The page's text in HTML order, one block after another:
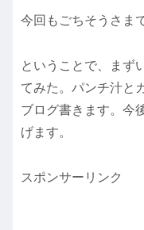
今回もごちそうさま
ということで、まず
てみた。パンチ汁と
ブログ書きます。今
げます。
スポンサーリンク